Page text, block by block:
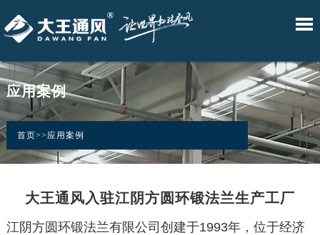
站
首
页
品
中
心
•W.Fans
智
慧
风
系
列
•D.Fans
自
然
风
系
列
•DW.Fans
臻
享
风
系
列
•DAWANG
BOX
控
制
系
统
•DM.Fans
舒
爽
风
系
列
术
服
务
决
方
案
用
案
例
闻
资
讯
于
我
们
应用案例
首页>>应用案例
大王通风入驻江阴方圆环锻法兰生产工厂
江阴方圆环锻法兰有限公司创建于1993年，位于经济